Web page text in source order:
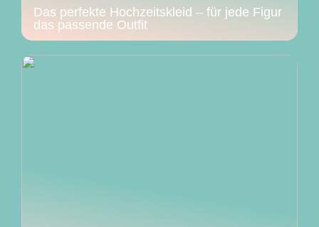
Das perfekte Hochzeitskleid – für jede Figur
das passende Outfit